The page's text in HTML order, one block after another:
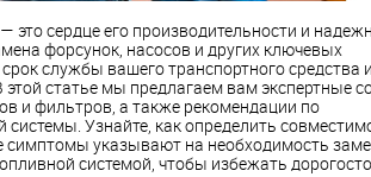
сердце его производительности и
форсунок, насосов и других ключевых
службы вашего транспортного средства и
этой статье мы предлагаем вам экспертные
и фильтров, а также рекомендации по
Узнайте, как определить
симптомы указывают на необходимость
системой, чтобы избежать